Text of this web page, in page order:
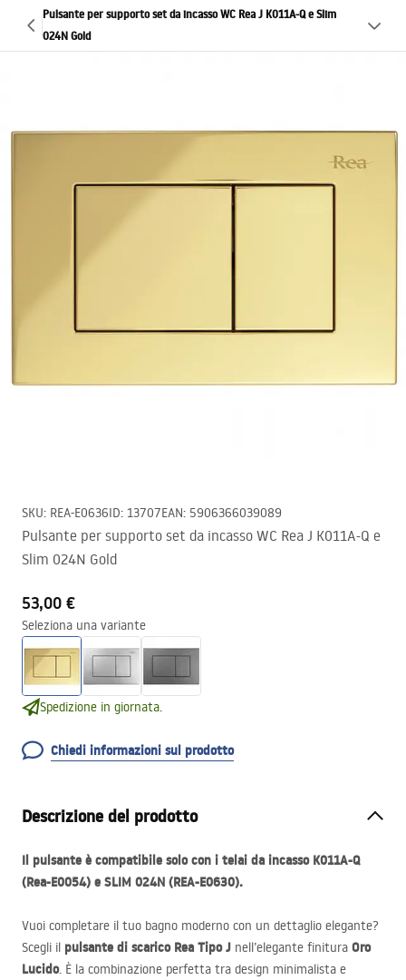
Pulsante per supporto set da incasso WC Rea J K011A-Q e Slim
024N Gold
SKU: REA-E0636ID: 13707EAN: 5906366039089
Pulsante per supporto set da incasso WC Rea J K011A-Q e
Slim 024N Gold
53,00 €
Seleziona una variante
Spedizione in giornata.
Chiedi informazioni sul prodotto
Descrizione del prodotto
Il pulsante è compatibile solo con i telai da incasso K011A-Q
(Rea-E0054) e SLIM 024N (REA-E0630).
Vuoi completare il tuo bagno moderno con un dettaglio elegante?
Scegli il pulsante di scarico Rea Tipo J nell’elegante finitura Oro
Lucido. È la combinazione perfetta tra design minimalista e